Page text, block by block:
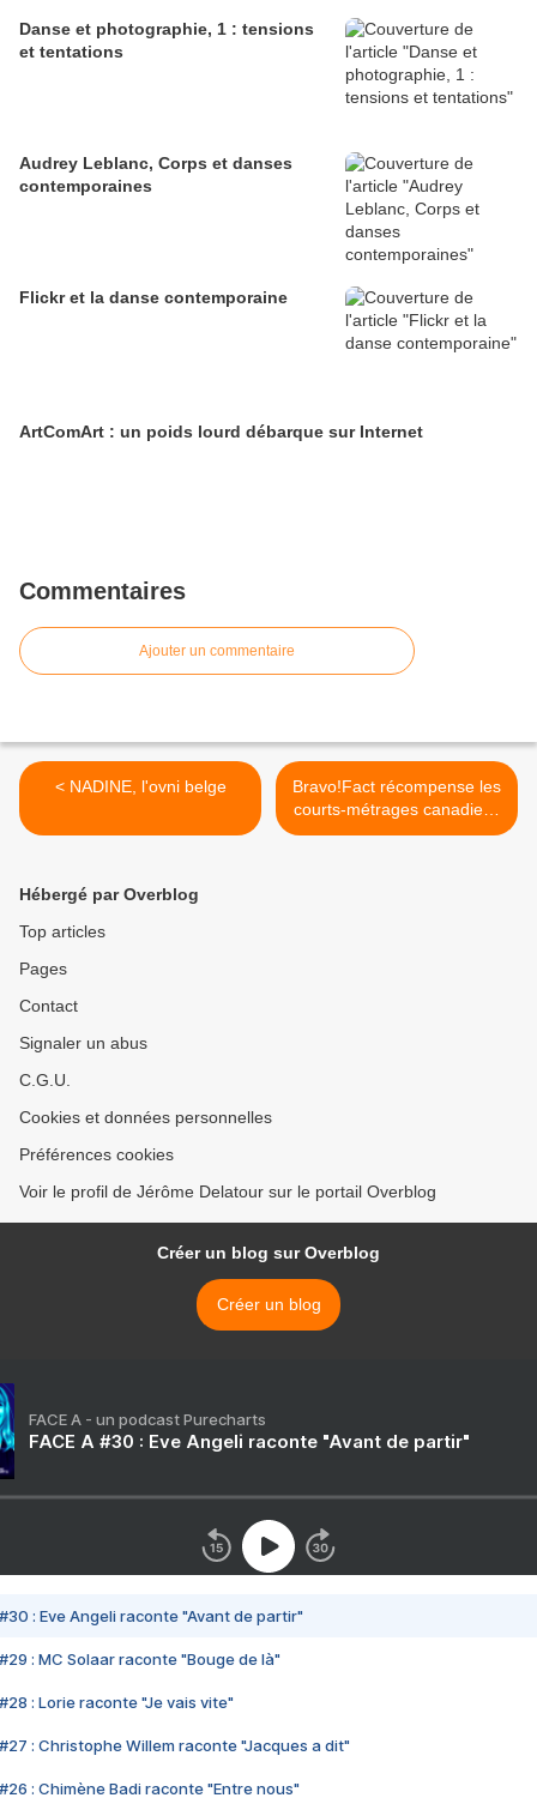
Danse et photographie, 1 : tensions
et tentations
Audrey Leblanc, Corps et danses
contemporaines
Flickr et la danse contemporaine
ArtComArt : un poids lourd débarque sur Internet
Commentaires
Ajouter un commentaire
< NADINE, l'ovni belge
Bravo!Fact récompense les
courts-métrages canadiens
>
Hébergé par Overblog
Top articles
Pages
Contact
Signaler un abus
C.G.U.
Cookies et données personnelles
Préférences cookies
Voir le profil de Jérôme Delatour sur le portail Overblog
Créer un blog sur Overblog
Créer un blog
FACE A - un podcast Purecharts
FACE A #30 : Eve Angeli raconte "Avant de partir"
#30 : Eve Angeli raconte "Avant de partir"
#29 : MC Solaar raconte "Bouge de là"
#28 : Lorie raconte "Je vais vite"
#27 : Christophe Willem raconte "Jacques a dit"
#26 : Chimène Badi raconte "Entre nous"